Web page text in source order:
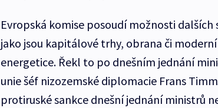
Evropská komise posoudí možnosti dalších
jako jsou kapitálové trhy, obrana či
energetice. Řekl to po dnešním jednání
unie šéf nizozemské diplomacie Frans
protiruské sankce dnešní jednání ministrů